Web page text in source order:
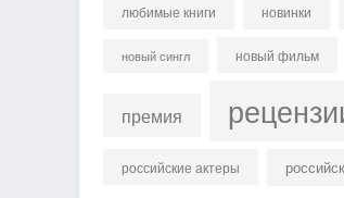
любимые книги новинки
новый сингл новый фильм
премия
российские актеры